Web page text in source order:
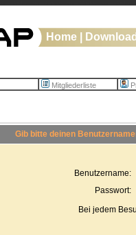
Home
Mitgliederliste
Gib bitte deinen
Benutzername:
Passwort:
Bei jedem